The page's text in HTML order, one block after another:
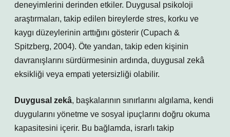
deneyimlerini derinden etkiler. Duygusal psikoloji
araştırmaları, takip edilen bireylerde stres, korku ve
kaygı düzeylerinin arttığını gösterir (Cupach &
Spitzberg, 2004). Öte yandan, takip eden kişinin
davranışlarını sürdürmesinin ardında, duygusal zekâ
eksikliği veya empati yetersizliği olabilir.
Duygusal zekâ, başkalarının sınırlarını algılama, kendi
duygularını yönetme ve sosyal ipuçlarını doğru okuma
kapasitesini içerir. Bu bağlamda, israrlı takip